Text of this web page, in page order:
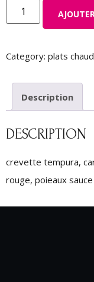
Category: plats chaud
Description
DESCRIPTION
crevette tempura,
rouge, poieaux